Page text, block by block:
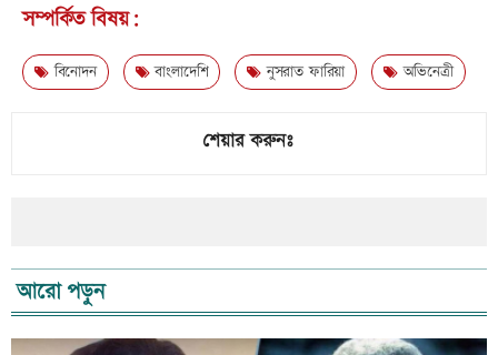
সম্পর্কিত বিষয়:
বিনোদন বাংলাদেশি নুসরাত ফারিয়া অভিনেত্রী
শেয়ার করুনঃ
আরো পড়ুন